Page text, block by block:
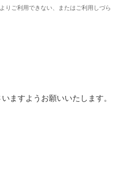
りご利用できない、またはご利用しづら
ますようお願いいたします。